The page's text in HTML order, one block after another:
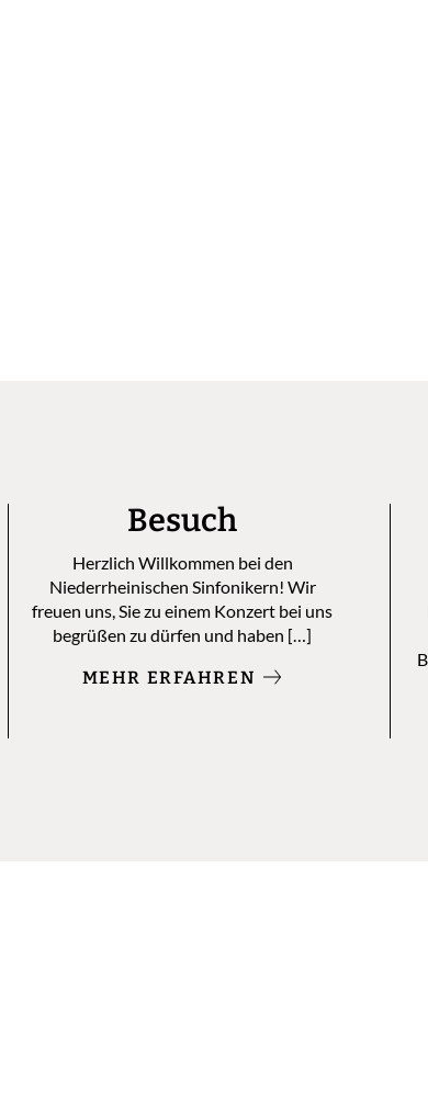
Besuch
Herzlich Willkommen bei den
Niederrheinischen Sinfonikern! Wir
freuen uns, Sie zu einem Konzert bei uns
begrüßen zu dürfen und haben […]
MEHR ERFAHREN